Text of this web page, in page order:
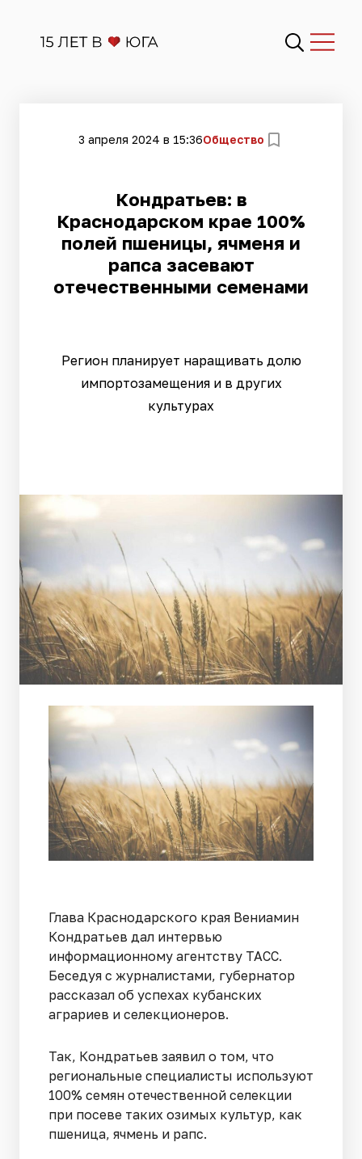
3 апреля 2024 в 15:36Общество
Кондратьев: в
Краснодарском крае 100%
полей пшеницы, ячменя и
рапса засевают
отечественными семенами
Регион планирует наращивать долю
импортозамещения и в других
культурах
Глава Краснодарского края Вениамин
Кондратьев дал интервью
информационному агентству ТАСС.
Беседуя с журналистами, губернатор
рассказал об успехах кубанских
аграриев и селекционеров.
Так, Кондратьев заявил о том, что
региональные специалисты используют
100% семян отечественной селекции
при посеве таких озимых культур, как
пшеница, ячмень и рапс.